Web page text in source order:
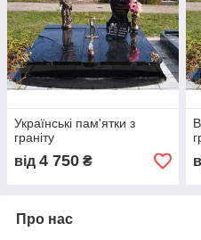
Українські пам'ятки з
граніту
від 4 750 ₴
Про нас